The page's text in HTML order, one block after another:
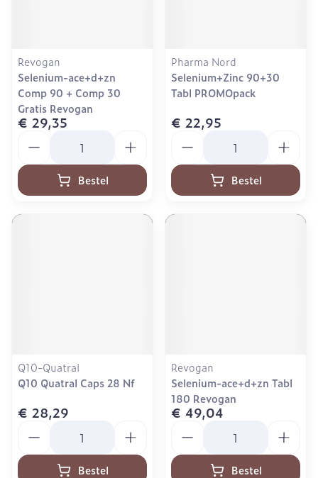
Revogan
Selenium-ace+d+zn
Comp 90 + Comp 30
Gratis Revogan
€ 29,35
Bestel
Pharma Nord
Selenium+Zinc 90+30
Tabl PROMOpack
€ 22,95
Bestel
Q10-Quatral
Q10 Quatral Caps 28 Nf
€ 28,29
Bestel
Revogan
Selenium-ace+d+zn Tabl
180 Revogan
€ 49,04
Bestel